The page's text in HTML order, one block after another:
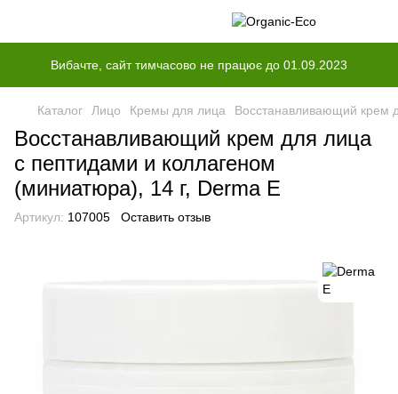
Вибачте, сайт тимчасово не працює до 01.09.2023
Каталог Лицо Кремы для лица Восстанавливающий крем
Восстанавливающий крем для лица
с пептидами и коллагеном
(миниатюра), 14 г, Derma E
Артикул: 107005 Оставить отзыв